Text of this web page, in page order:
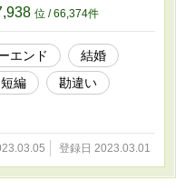
位 / 66,374件
エンド
結婚
短編
勘違い
登録日 2023.03.01